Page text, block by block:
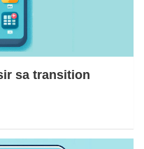
sa transition